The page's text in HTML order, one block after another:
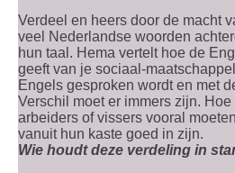
Verdeel en heers door de macht
veel Nederlandse woorden
hun taal. Hema vertelt hoe de
geeft van je sociaal-
Engels gesproken wordt en met
Verschil moet er immers zijn.
arbeiders of vissers vooral
vanuit hun kaste goed in zijn.
Wie houdt deze verdeling in